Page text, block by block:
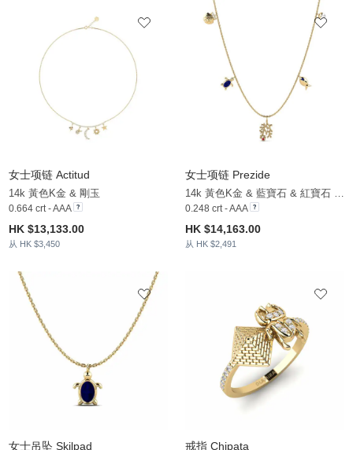
女士项链 Actitud
14k 黃色K金 & 剛玉
0.664 crt - AAA
HK $13,133.00
从 HK $3,450
女士项链 Prezide
0.248 crt - AAA
HK $14,163.00
从 HK $2,491
女士吊坠 Skilpad 戒指 Chipata